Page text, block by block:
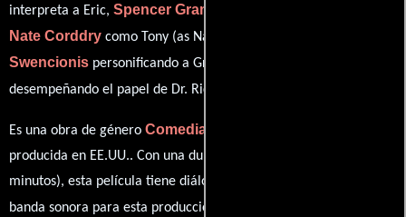
interpreta a Eric, Spencer Grammer
Nate Corddry como Tony (as Nathan Corddry),
Swencionis personificando a Gretchen y
desempeñando el papel de Dr. Rice (
Es una obra de género Comedia
producida en EE.UU.. Con una duración de 01 hr 30 min (90
minutos), esta película tiene diálogos originales en
banda sonora para esta producción ha sido compuesta por